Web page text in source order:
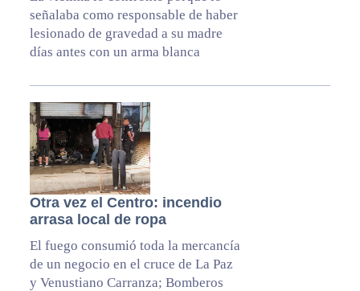
señalaba como responsable de haber
lesionado de gravedad a su madre
días antes con un arma blanca
Otra vez el Centro: incendio
arrasa local de ropa
El fuego consumió toda la mercancía
de un negocio en el cruce de La Paz
y Venustiano Carranza; Bomberos